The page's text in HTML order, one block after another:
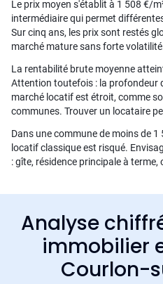
Le prix moyen s'établit à 1 508 €/
intermédiaire qui permet
Sur cinq ans, les prix sont restés
marché mature sans forte
La rentabilité brute moyenne
Attention toutefois : la profondeur
marché locatif est étroit, comme
communes. Trouver un locataire
Dans une commune de moins de
locatif classique est risqué.
: gîte, résidence principale à
Analyse
immobilier
Courlon-